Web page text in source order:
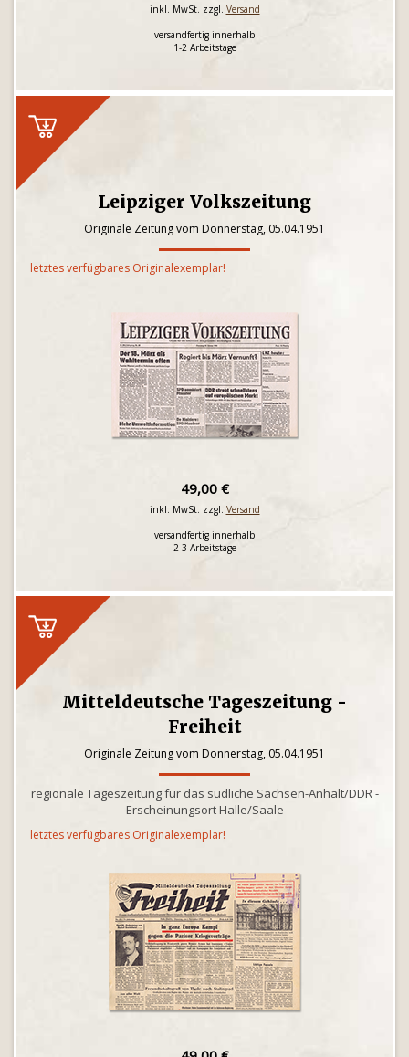
inkl. MwSt. zzgl. Versand
versandfertig innerhalb
1-2 Arbeitstage
Leipziger Volkszeitung
Originale Zeitung vom Donnerstag, 05.04.1951
letztes verfügbares Originalexemplar!
49,00 €
inkl. MwSt. zzgl. Versand
versandfertig innerhalb
2-3 Arbeitstage
Mitteldeutsche Tageszeitung -
Freiheit
Originale Zeitung vom Donnerstag, 05.04.1951
regionale Tageszeitung für das südliche Sachsen-Anhalt/DDR -
Erscheinungsort Halle/Saale
letztes verfügbares Originalexemplar!